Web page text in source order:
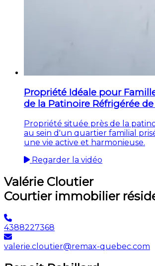
Propriété Idéale pour
de la Patinoire Réfrigérée
Propriété située près de la
au sein d'un quartier familial
une vie active et harmonieuse.
Regarder la vidéo
Valérie Cloutier
Courtier immobilier
4388227368
valerie.cloutier@remax-quebec.com